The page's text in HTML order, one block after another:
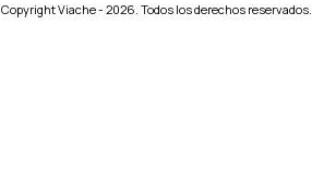
Copyright Viache - 2026. Todos los derechos reservados.